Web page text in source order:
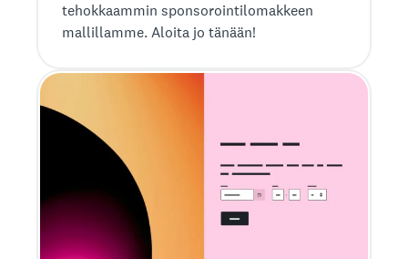
tehokkaammin sponsorointilomakkeen
mallillamme. Aloita jo tänään!